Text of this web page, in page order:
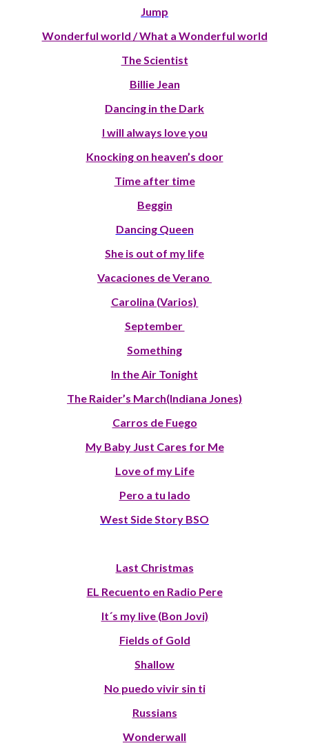
Jump
Wonderful world / What a Wonderful world
The Scientist
Billie Jean
Dancing in the Dark
I will always love you
Knocking on heaven’s door
Time after time
Beggin
Dancing Queen
She is out of my life
Vacaciones de Verano
Carolina (Varios)
September
Something
In the Air Tonight
The Raider’s March(Indiana Jones)
Carros de Fuego
My Baby Just Cares for Me
Love of my Life
Pero a tu lado
West Side Story BSO
Last Christmas
EL Recuento en Radio Pere
It´s my live (Bon Jovi)
Fields of Gold
Shallow
No puedo vivir sin ti
Russians
Wonderwall